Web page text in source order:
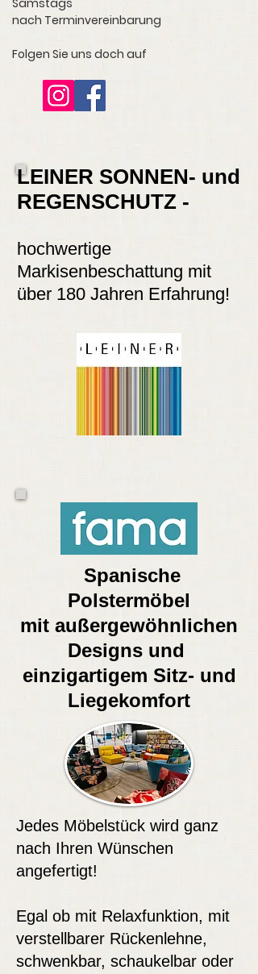
Samstags
nach Terminvereinbarung
Folgen Sie uns doch auf
LEINER SONNEN- und
REGENSCHUTZ -
hochwertige
Markisenbeschattung mit
über 180 Jahren Erfahrung!
Spanische
Polstermöbel
mit außergewöhnlichen
Designs und
einzigartigem Sitz- und
Liegekomfort
Jedes Möbelstück wird ganz
nach Ihren Wünschen
angefertigt!
Egal ob mit Relaxfunktion, mit
verstellbarer Rückenlehne,
schwenkbar, schaukelbar oder